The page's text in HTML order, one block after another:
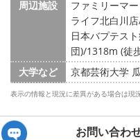
周辺施設
ファミリーマ
ライフ北白川
日本バプテス
団)/1318m (徒
大学など
京都芸術大学
表示の情報と現況に差異がある場合は現
お問い合わ